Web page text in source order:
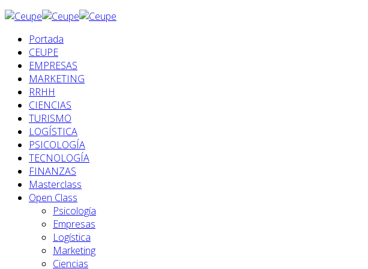
Portada
CEUPE
EMPRESAS
MARKETING
RRHH
CIENCIAS
TURISMO
LOGÍSTICA
PSICOLOGÍA
TECNOLOGÍA
FINANZAS
Masterclass
Open Class
Psicología
Empresas
Logística
Marketing
Ciencias